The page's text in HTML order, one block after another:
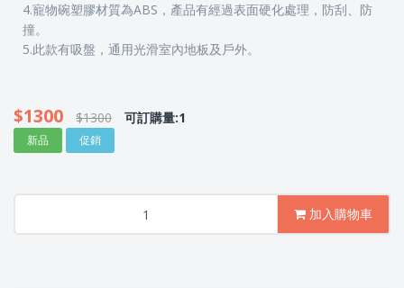
4.寵物碗塑膠材質為ABS，產品有經過表面硬化處理，防刮、防
撞。
5.此款有吸盤，通用光滑室內地板及戶外。
$1300 $1300 可訂購量:1
新品 促銷
加入購物車